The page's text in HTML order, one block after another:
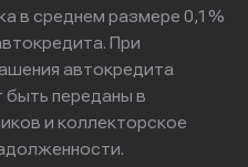
в среднем размере 0,1%
При
автокредита
быть переданы в
и коллекторское